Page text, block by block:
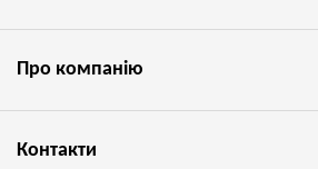
Про компанію
Контакти